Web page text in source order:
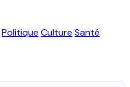
Politique Culture Santé